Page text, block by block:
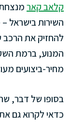
קלאב קארמנצחת
השירות בישראל
להחזיק את הרכב
המנוע, ברמת
מחיר-ביצועים
בסופו של דבר,
כדאי לקרוא גם